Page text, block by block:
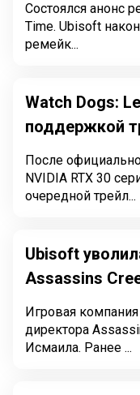
Состоялся анонс
Time. Ubisoft
ремейк...
Watch Dogs:
поддержкой
После
NVIDIA RTX 30
очередной трейл...
Ubisoft
Assassins
Игровая
директора
Исмаила. Ранее ...